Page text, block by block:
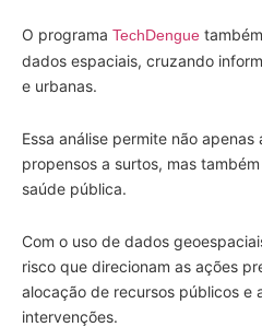
O programa TechDengue
dados espaciais, cruzando
e urbanas.
Essa análise permite não
propensos a surtos, mas
saúde pública.
Com o uso de dados
risco que direcionam as ações
alocação de recursos públicos e
intervenções.